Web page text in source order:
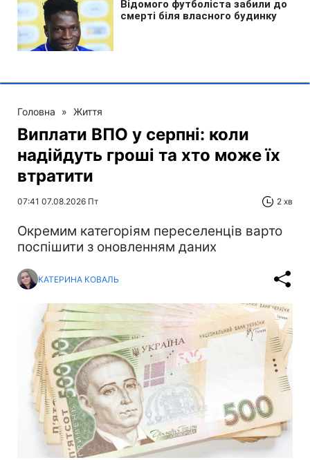
Головна » Життя
Виплати ВПО у серпні: коли
надійдуть гроші та хто може їх
втратити
07:41 07.08.2026 Пт 2 хв
Окремим категоріям переселенців варто
поспішити з оновленням даних
КАТЕРИНА КОВАЛЬ